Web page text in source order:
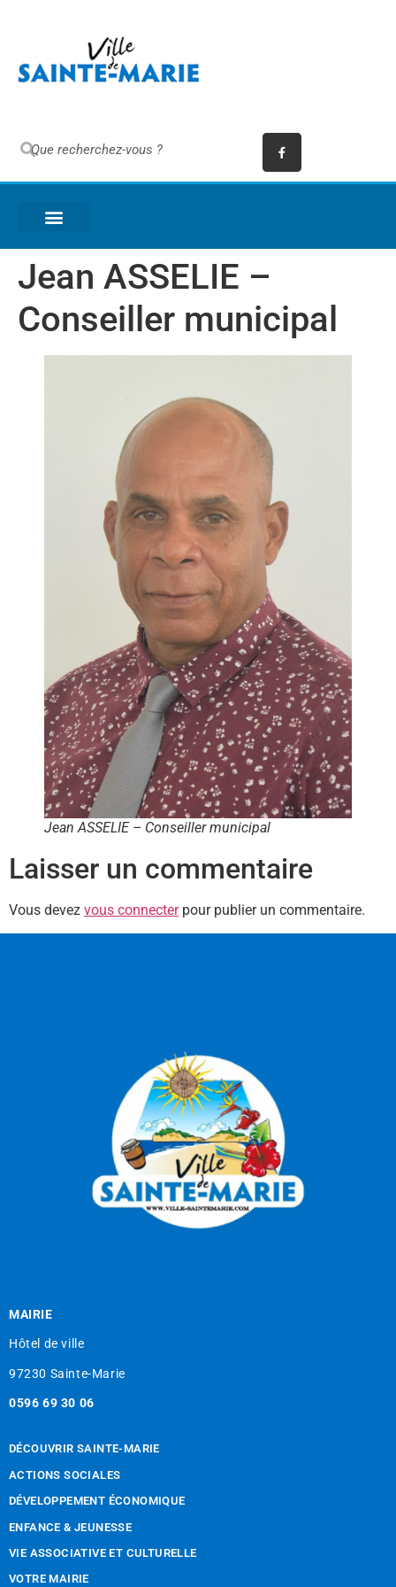
Jean ASSELIE –
Conseiller municipal
Jean ASSELIE – Conseiller municipal
Laisser un commentaire
Vous devez vous connecterpour publier un commentaire.
MAIRIE
Hôtel de ville
97230 Sainte-Marie
0596 69 30 06
DÉCOUVRIR SAINTE-MARIE
ACTIONS SOCIALES
DÉVELOPPEMENT ÉCONOMIQUE
ENFANCE & JEUNESSE
VIE ASSOCIATIVE ET CULTURELLE
VOTRE MAIRIE